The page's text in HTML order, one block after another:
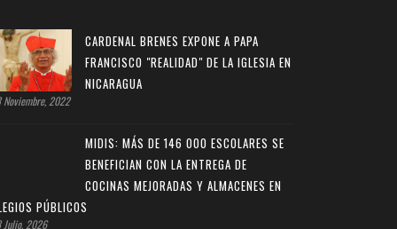
CARDENAL BRENES EXPONE A PAPA
FRANCISCO "REALIDAD" DE LA IGLESIA EN
NICARAGUA
2022
MIDIS: MÁS DE 146 000 ESCOLARES SE
BENEFICIAN CON LA ENTREGA DE
COCINAS MEJORADAS Y ALMACENES EN
PÚBLICOS
2026